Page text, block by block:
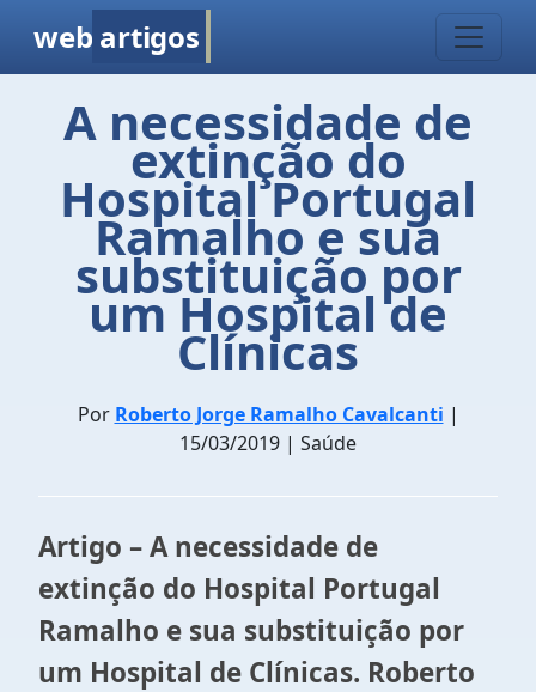
web artigos
A necessidade de
extinção do
Hospital Portugal
Ramalho e sua
substituição por
um Hospital de
Clínicas
Por Roberto Jorge Ramalho Cavalcanti |
15/03/2019 | Saúde
Artigo – A necessidade de
extinção do Hospital Portugal
Ramalho e sua substituição por
um Hospital de Clínicas. Roberto